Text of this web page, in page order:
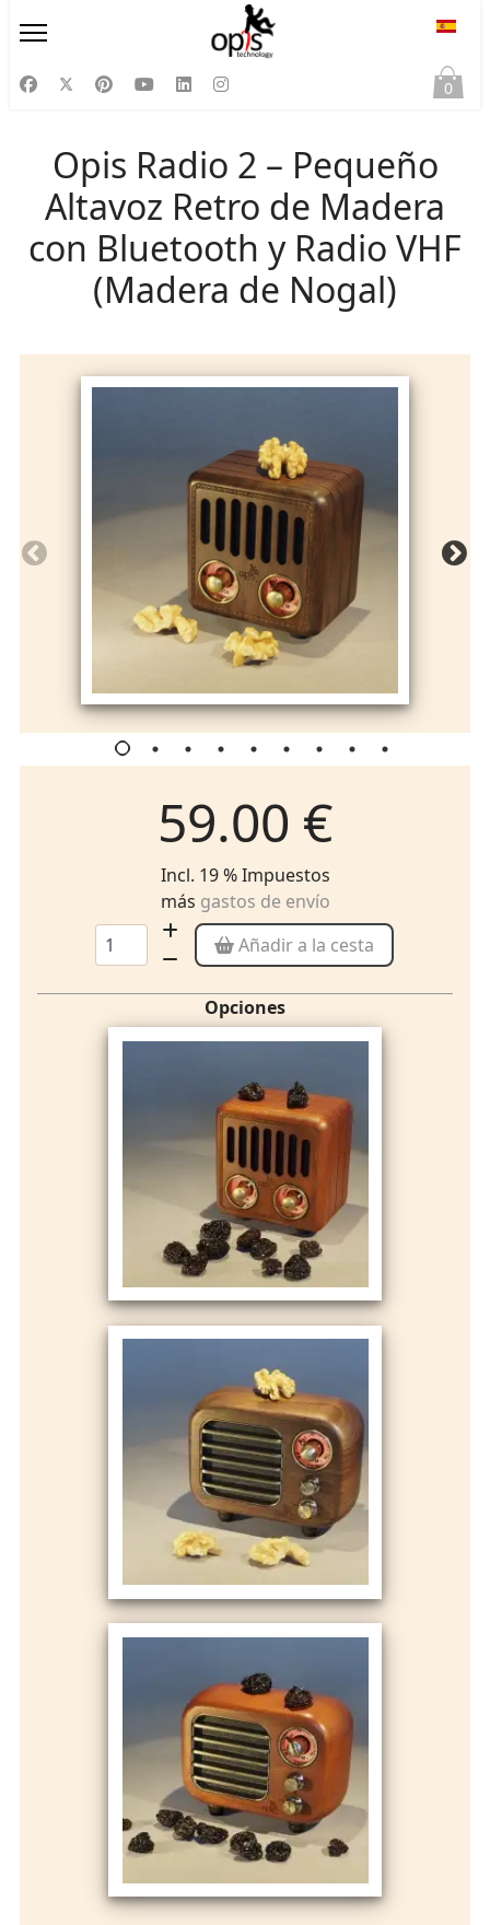
0
Opis Radio 2 – Pequeño
Altavoz Retro de Madera
con Bluetooth y Radio VHF
(Madera de Nogal)
59.00 €
Incl. 19 % Impuestos
más gastos de envío
Añadir a la cesta
Opciones